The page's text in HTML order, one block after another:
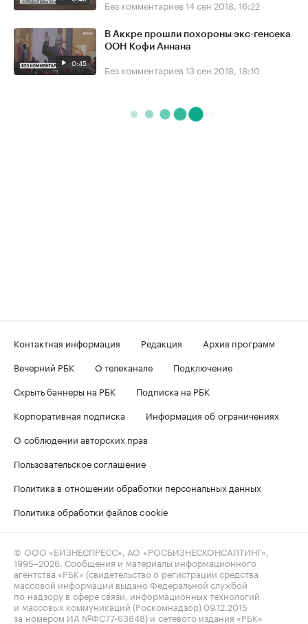
Без комментариев 14 сен 2018, 16:22
0:45
В Аккре прошли похороны экс-генсека
ООН Кофи Аннана
Без комментариев 13 сен 2018, 18:10
Контактная информация Редакция
Архив программ
Вечерний РБК
О телеканале
Подключение
Скрыть баннеры на РБК
Подписка на РБК
Корпоративная подписка
Информация об ограничениях
О соблюдении авторских прав
Пользовательское соглашение
Политика в отношении обработки персональных данных
Политика обработки файлов cookie
© ООО «БИЗНЕСПРЕСС», АО «РОСБИЗНЕСКОНСАЛТИНГ»,
1995–2026 . Сообщения и материалы информационного
агентства «РБК» (свидетельство о регистрации средства
массовой информации выдано Федеральной службой
по надзору в сфере связи, информационных технологий
и массовых коммуникаций (Роскомнадзор) 09.12.2015
за номером ИА №ФС77-63848) и сетевого издания «РБК»